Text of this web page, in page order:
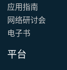
应用指南
网络研讨会
电子书
平台